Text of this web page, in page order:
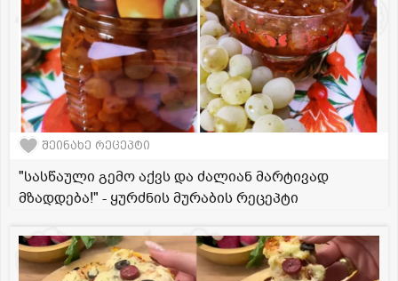
შეინახე რეცეპტი
"სასწაული გემო აქვს და ძალიან მარტივად
მზადდება!" - ყურძნის მურაბის რეცეპტი